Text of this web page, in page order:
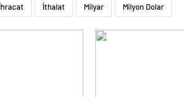
İhracat İthalat Milyar Milyon Dolar